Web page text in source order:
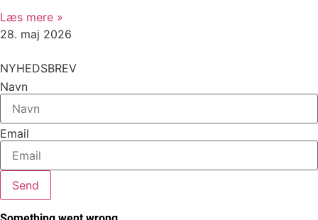
Læs mere »
28. maj 2026
NYHEDSBREV
Navn
Email
Send